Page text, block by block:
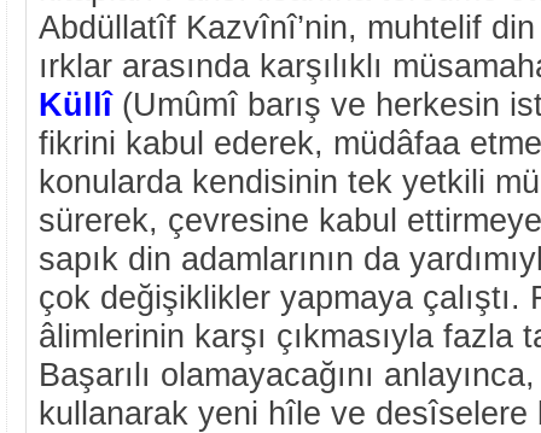
Abdüllatîf Kazvînî’nin, muhtelif
ırklar arasında karşılıklı
Küllî(Umûmî barış ve herkesin
fikrini kabul ederek, müdâfaa
konularda kendisinin tek yetkili
sürerek, çevresine kabul
sapık din adamlarının da
çok değişiklikler yapmaya çalıştı.
âlimlerinin karşı çıkmasıyla fazla
Başarılı olamayacağını
kullanarak yeni hîle ve desîselere